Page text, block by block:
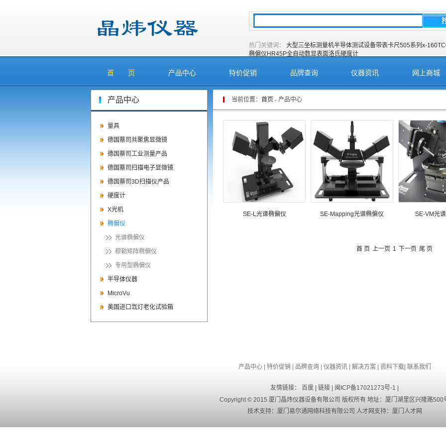
热门关键词： 大型三坐标测量机半导体测试设备带表卡尺505系列 x-160T
椭偏仪 HR45P全自动数显表面洛氏硬度计
首 页 产品中心 特价促销 品牌查询 仪器资讯 网上商城
产品中心
量具
德国蔡司共聚焦显微镜
德国蔡司工业测量产品
德国蔡司扫描电子显微镜
德国蔡司3D扫描仪产品
硬度计
X光机
椭偏仪
光谱椭偏仪
穆勒矩阵椭偏仪
专用型椭偏仪
半导体仪器
MicroVu
美国进口氙灯老化试验箱
当前位置： 首页 - 产品中心
SE-L光谱椭偏仪 SE-Mapping光谱椭偏仪 SE-VM光
首 页 上一页 1 下一页 尾 页
产品中心| 特价促销 品牌查询| 仪器资讯| 解决方案| 资料下载| 联系我们
友情链接： 百度 链接 闽ICP备17021273号-1
Copyright © 2015 厦门晶炜仪器设备有限公司 版权所有 地址：厦门湖里区兴隆路500
技术支持： 厦门易尔通网络科技有限公司 人才网支持： 厦门人才网